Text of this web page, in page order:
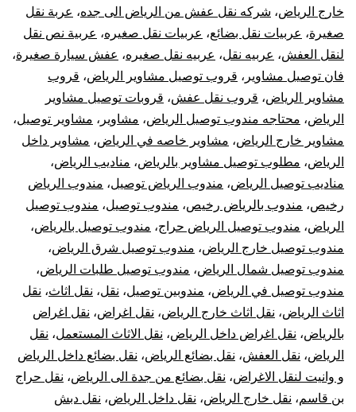
خارج الرياض، شركه نقل عفش من الرياض الى جده، عربة نقل
صغيرة، عربيات نقل بضائع، عربيات نقل صغيره، عربية نص نقل
لنقل العفش، عربيه نقل، عربيه نقل صغيره، عفش سيارة صغيرة،
فان توصيل مشاوير ، قروب توصيل مشاوير الرياض، قروب
مشاوير الرياض، قروب نقل عفش، قروبات توصيل مشاوير
الرياض، محتاجه مندوب توصيل الرياض، مشاوير ، مشاوير توصيل،
مشاوير خارج الرياض، مشاوير خاصه في الرياض، مشاوير داخل
الرياض، مطلوب توصيل مشاوير بالرياض، مناديب الرياض،
مناديب توصيل الرياض، مندوب الرياض توصيل، مندوب الرياض
رخيص، مندوب بالرياض رخيص، مندوب توصيل، مندوب توصيل
الرياض، مندوب توصيل الرياض حراج، مندوب توصيل بالرياض،
مندوب توصيل خارج الرياض، مندوب توصيل شرق الرياض،
مندوب توصيل شمال الرياض، مندوب توصيل طلبات الرياض،
مندوب توصيل في الرياض، مندوبين توصيل، نقل، نقل اثاث، نقل
اثاث الرياض، نقل اثاث خارج الرياض، نقل اغراض، نقل اغراض
بالرياض، نقل اغراض داخل الرياض، نقل الاثاث المستعمل، نقل
الرياض، نقل العفش، نقل بضائع الرياض، نقل بضائع داخل الرياض
و وانيت لنقل الاغراض، نقل بضائع من جدة الى الرياض، نقل حراج
بن قاسم، نقل خارج الرياض، نقل داخل الرياض، نقل دبش